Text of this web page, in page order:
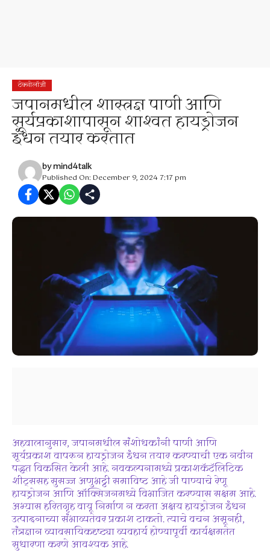
टेक्नोलॉजी
जपानमधील शास्त्रज्ञ पाणी आणि
सूर्यप्रकाशापासून शाश्वत हायड्रोजन
इंधन तयार करतात
bymind4talk
Published On: December 9, 2024 7:17 pm
अहवालानुसार, जपानमधील संशोधकांनी पाणी आणि
सूर्यप्रकाश वापरून हायड्रोजन इंधन तयार करण्याची एक नवीन
पद्धत विकसित केली आहे. नवकल्पनामध्ये प्रकाशकॅटॅलिटिक
शीट्ससह सुसज्ज अणुभट्टी समाविष्ट आहे जी पाण्याचे रेणू
हायड्रोजन आणि ऑक्सिजनमध्ये विभाजित करण्यास सक्षम आहे.
अभ्यास हरितगृह वायू निर्माण न करता अक्षय हायड्रोजन इंधन
उत्पादनाच्या संभाव्यतेवर प्रकाश टाकतो. त्याचे वचन असूनही,
तंत्रज्ञान व्यावसायिकदृष्ट्या व्यवहार्य होण्यापूर्वी कार्यक्षमतेत
सुधारणा करणे आवश्यक आहे.